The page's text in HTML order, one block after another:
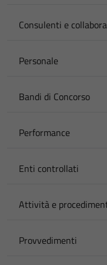
Consulenti e
Personale
Bandi di Concorso
Performance
Enti controllati
Attività e
Provvedimenti